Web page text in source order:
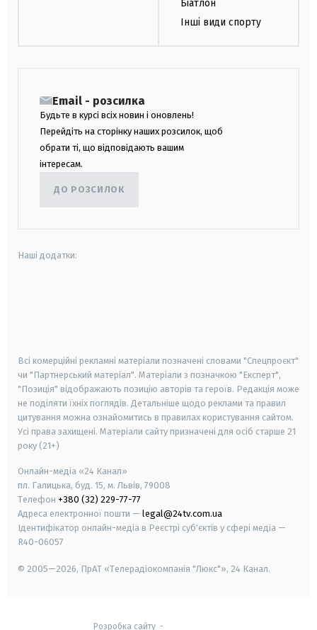
Біатлон
Інші види спорту
Email - розсилка
Будьте в курсі всіх новин і оновлень!
Перейдіть на сторінку наших розсилок, щоб
обрати ті, що відповідають вашим
інтересам.
ДО РОЗСИЛОК
Наші додатки:
Всі комерційні рекламні матеріали позначені словами "Спецпроєкт"
чи "Партнерський матеріал". Матеріали з позначкою "Експерт",
"Позиція" відображають позицію авторів та героїв. Редакція може
не поділяти їхніх поглядів. Детальніше щодо реклами та правил
цитування можна ознайомитись в правилах користування сайтом.
Усі права захищені. Матеріали сайту призначені для осіб старше 21
року (21+)
Онлайн-медіа «24 Канал»
пл. Галицька, буд. 15, м. Львів, 79008
Телефон +380 (32) 229-77-77
Адреса електронної пошти — legal@24tv.com.ua
Ідентифікатор онлайн-медіа в Реєстрі суб'єктів у сфері медіа —
R40-06057
© 2005—2026, ПрАТ «Телерадіокомпанія "Люкс"», 24 Канал.
Розробка сайту-